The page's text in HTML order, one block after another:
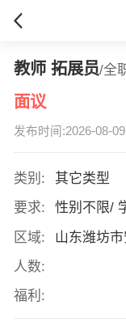
教师 拓展员/全
面议
发布时间:2026-08-09
类别:
其它类型
要求:
性别不限/
区域:
山东潍坊
人数:
福利: